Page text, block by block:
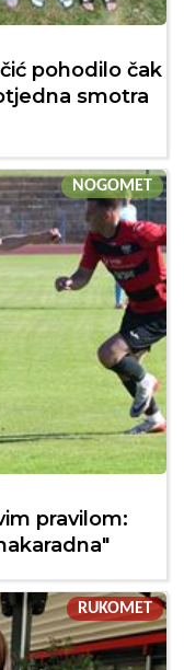
pohodilo čak
smotra
NOGOMET
pravilom:
RUKOMET